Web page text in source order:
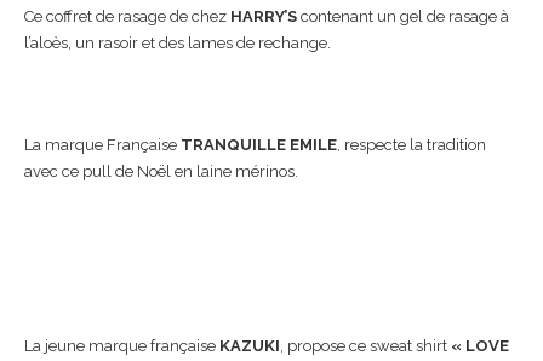
Ce coffret de rasage de chez HARRY’S contenant un gel de rasage à
l’aloès, un rasoir et des lames de rechange.
La marque Française TRANQUILLE EMILE , respecte la tradition
avec ce pull de Noël en laine mérinos.
La jeune marque française KAZUKI , propose ce sweat shirt « LOVE